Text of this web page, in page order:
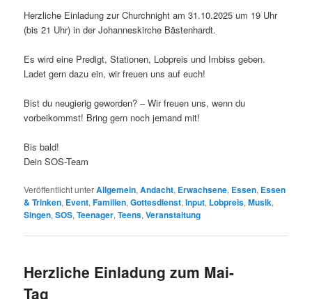
Herzliche Einladung zur Churchnight am 31.10.2025 um 19 Uhr
(bis 21 Uhr) in der Johanneskirche Bästenhardt.
Es wird eine Predigt, Stationen, Lobpreis und Imbiss geben.
Ladet gern dazu ein, wir freuen uns auf euch!
Bist du neugierig geworden? – Wir freuen uns, wenn du
vorbeikommst! Bring gern noch jemand mit!
Bis bald!
Dein SOS-Team
Veröffentlicht unterAllgemein,Andacht, Erwachsene, Essen, Essen
& Trinken, Event,Familien,Gottesdienst,Input, Lobpreis,Musik,
Singen,SOS,Teenager,Teens,Veranstaltung
Herzliche Einladung zum Mai-
Tag